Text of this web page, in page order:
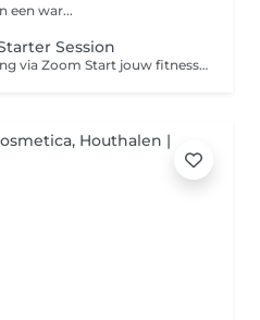
een war...
Session
60 min Online Personal Training via Zoom Start jouw fitnessreis met een persoonlijke één-op-één Zoom-sessie. Tijdens deze eerste training evalueren we jouw huidige niveau, bespreken we jouw doelstellingen en begeleiden we je stap voor stap door de belangrijkste oefeningen. We corrigeren je techniek, beantwoorden al je vragen en zorgen ervoor dat je met vertrouwen en de juiste uitvoering kunt trainen. Na de sessie ontvang je een volledig gepersonaliseerd krachttrainingsschema voor thuis, afgestemd op jouw lichaam, doelstellingen, ervaring en beschikbare materialen, zodat je zelfstandig verder kunt werken aan duurzame resultaten. Inclusief: - 60 minuten persoonlijke Zoom Personal Training - Analyse van jouw doelstellingen en trainingsniveau - Live begeleiding en techniekcorrectie - Volledig gepersonaliseerd krachttrainingsschema - Advies over trainingsopbouw, progressie en herstel - Mogelijkheid om al jouw vragen te stellen tijdens de sessie - Perfect voor iedereen die veilig, efficiënt en met een persoonlijk plan aan zijn of haar fitnessdoelen wil werken.